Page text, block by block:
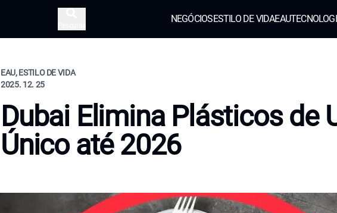
NEGÓCIOSESTILO DE VIDAEAU
EAU, ESTILO DE VIDA
2025. 12. 25
Dubai Elimina Plásticos de
Único até 2026